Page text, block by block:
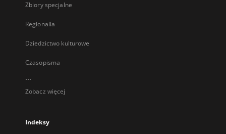
Zbiory specjalne
Regionalia
Dziedzictwo kulturowe
Czasopisma
...
Zobacz więcej
Indeksy